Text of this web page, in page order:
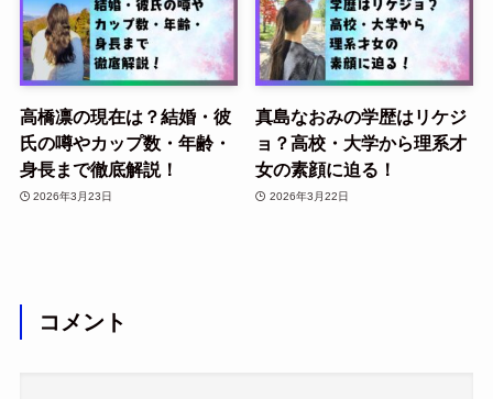
高橋凛の現在は？結婚・彼
氏の噂やカップ数・年齢・
身長まで徹底解説！
2026年3月23日
真島なおみの学歴はリケジ
ョ？高校・大学から理系才
女の素顔に迫る！
2026年3月22日
コメント